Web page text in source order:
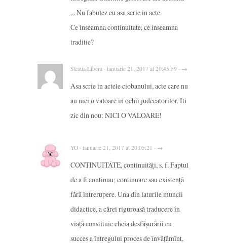
„. Nu fabulez eu asa scrie in acte.
Ce inseamna continuitate, ce inseamna
traditie?
Steaua Libera · ianuarie 21, 2017 at 20:45:59 · →
Asa scrie in actele ciobanului, acte care nu
au nici o valoare in ochii judecatorilor. Iti
zic din nou: NICI O VALOARE!
YO · ianuarie 21, 2017 at 20:05:21 · →
CONTINUITÁTE, continuități, s. f. Faptul
de a fi continuu; continuare sau existență
fără întrerupere. Una din laturile muncii
didactice, a cărei riguroasă traducere în
viață constituie cheia desfășurării cu
succes a întregului proces de învățămînt,